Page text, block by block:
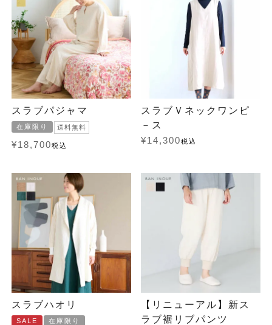
スラブパジャマ
在庫限り 送料無料
¥18,700税込
スラブＶネックワンピ
－ス
¥14,300税込
スラブハオリ
SALE 在庫限り
【リニューアル】新ス
ラブ裾リブパンツ